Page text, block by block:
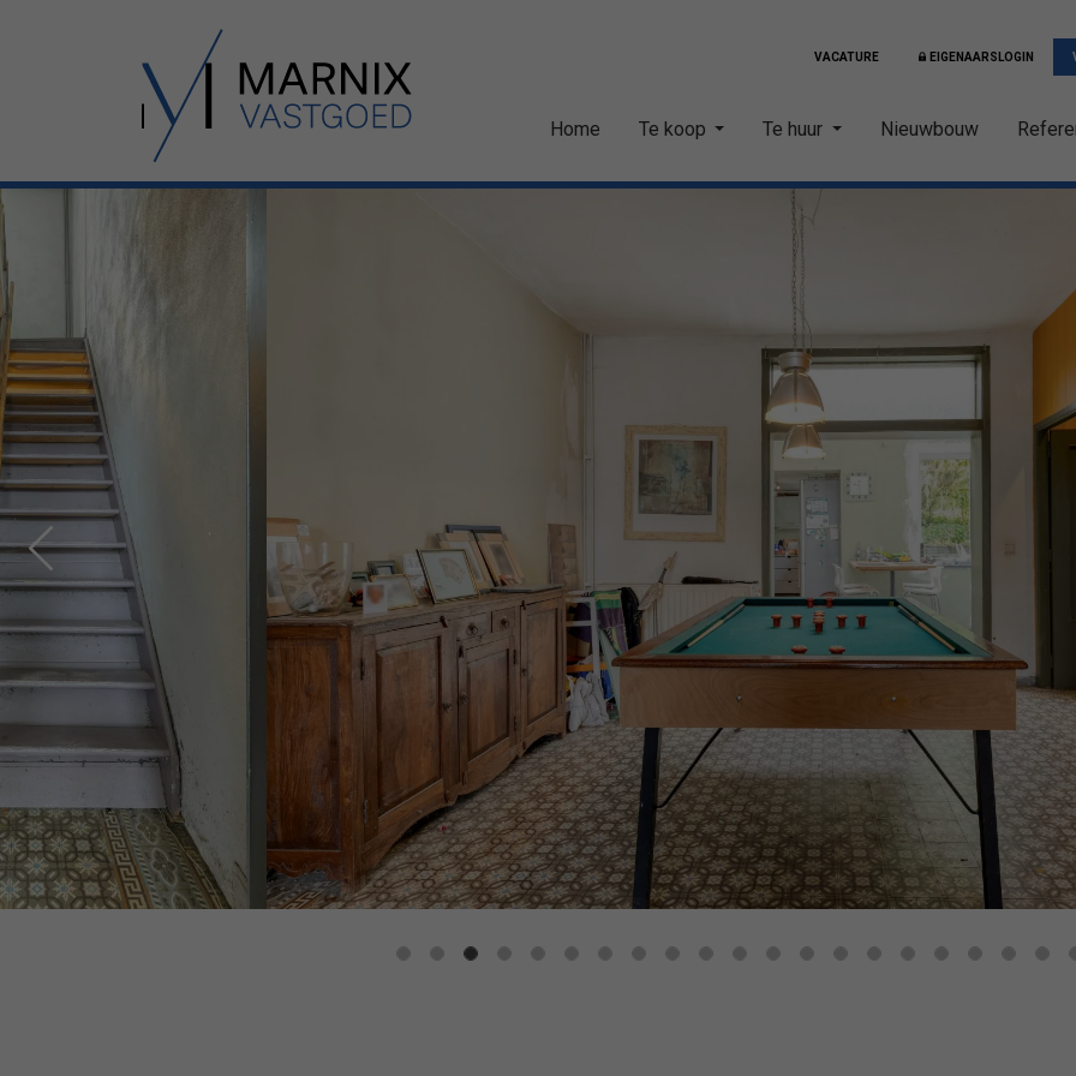
VACATURE EIGENAARSLOGIN
Home Te koop Te huur Nieuwbouw
Previous